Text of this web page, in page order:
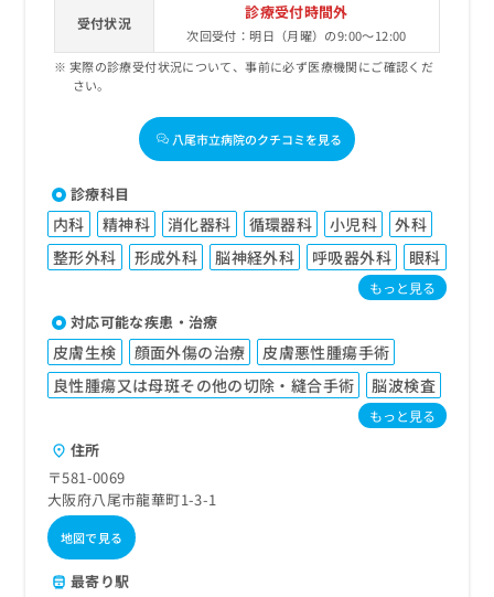
受付状況
診療受付時間外
次回受付：明日（月曜）の9:00～12:00
実際の診療受付状況について、事前に必ず医療機関にご確認くだ
さい。
八尾市立病院のクチコミを見る
診療科目
内科 精神科 消化器科 循環器科 小児科
外科
整形外科
形成外科 脳神経外科 呼吸器外科 眼科
もっと見る
対応可能な疾患・治療
皮膚生検 顔面外傷の治療
皮膚悪性腫瘍手術
良性腫瘍又は母斑その他の切除・縫合手術
脳波検査
もっと見る
住所
〒581-0069
大阪府八尾市龍華町1-3-1
地図で見る
最寄り駅